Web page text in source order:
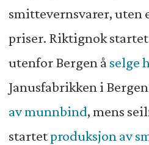
smittevernsvarer, uten
priser. Riktignok
utenfor Bergen å selge
Janusfabrikken i
av munnbind, mens
startetproduksjon av